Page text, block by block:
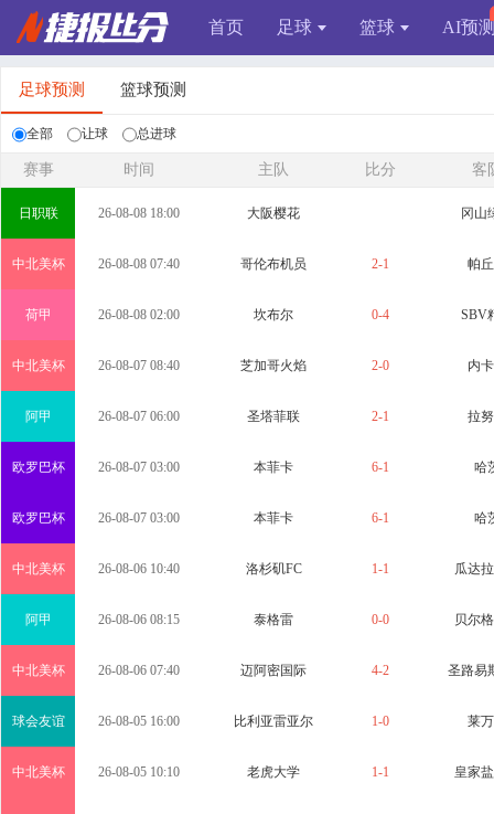
首页 足球 篮球 AI预
足球预测 篮球预测
全部 让球 总进球
赛事 时间 主队 比分 客
日职联 26-08-08 18:00 大阪樱花 冈山
中北美杯 26-08-08 07:40 哥伦布机员 2-1 帕
荷甲 26-08-08 02:00 坎布尔 0-4 SBV
中北美杯 26-08-07 08:40 芝加哥火焰 2-0 内
阿甲 26-08-07 06:00 圣塔菲联 2-1 拉
欧罗巴杯 26-08-07 03:00 本菲卡 6-1 哈
欧罗巴杯 26-08-07 03:00 本菲卡 6-1 哈
中北美杯 26-08-06 10:40 洛杉矶FC 1-1 瓜达
阿甲 26-08-06 08:15 泰格雷 0-0 贝尔
中北美杯 26-08-06 07:40 迈阿密国际 4-2 圣路易
球会友谊 26-08-05 16:00 比利亚雷亚尔 1-0 莱
中北美杯 26-08-05 10:10 老虎大学 1-1 皇家